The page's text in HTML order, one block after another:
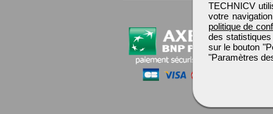
TECHNICV
votre
politique de
des
sur le bouton
"Paramètres